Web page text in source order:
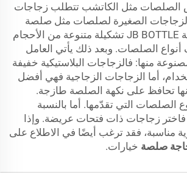
الصلصات مثل الكاتشب تتطلب زجاجات
الزجاجات الصغيرة لصلصات مثل صلصة
الصويا. وتوفّر شركة JB BOTTLE تشكيلة متنوعة من الأحجام
الصلصات. وبعد ذلك يأتي العامل
منها: فالزجاجات البلاستيكية خفيفة
أما الزجاجات الزجاجية فهي أفضل
تحافظ على نكهة الصلصة طازجة.
الصلصات التي تقدّمها. أما بالنسبة
فاختر زجاجات ذات فتحات عريضة. وإذا
مناسبة، فقد ترغب أيضًا في الاطلاع على
صلصة خيارات.